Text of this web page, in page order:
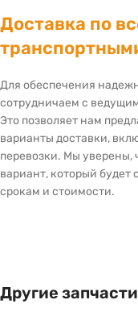
Доставка по
Для обеспечения
сотрудничаем с
Это позволяет нам
варианты доставки,
перевозки. Мы уверены,
вариант, который будет
срокам и стоимости.
Другие